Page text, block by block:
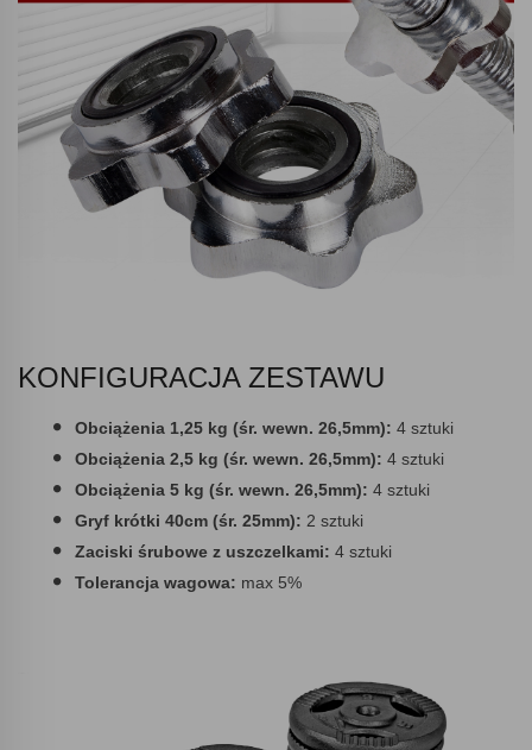
KONFIGURACJA ZESTAWU
Obciążenia 1,25 kg (śr. wewn. 26,5mm): 4 sztuki
Obciążenia 2,5 kg (śr. wewn. 26,5mm): 4 sztuki
Obciążenia 5 kg (śr. wewn. 26,5mm): 4 sztuki
Gryf krótki 40cm (śr. 25mm): 2 sztuki
Zaciski śrubowe z uszczelkami: 4 sztuki
Tolerancja wagowa: max 5%